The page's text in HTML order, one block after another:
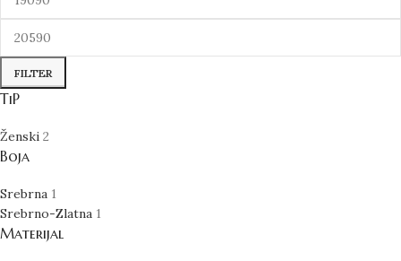
FILTER
TiP
Ženski 2
Boja
Srebrna 1
Srebrno-Zlatna 1
Materijal